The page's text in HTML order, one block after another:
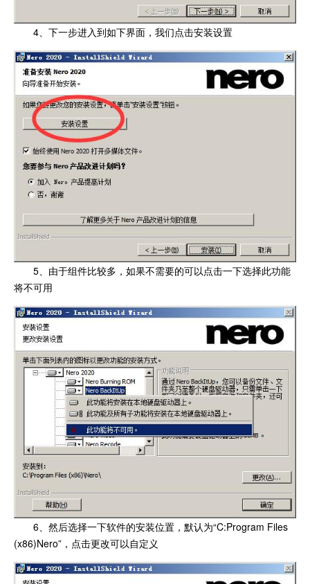
4、下一步进入到如下界面，我们点击安装设置
5、由于组件比较多，如果不需要的可以点击一下选择此功能
将不可用
6、然后选择一下软件的安装位置，默认为“C:Program Files
(x86)Nero”，点击更改可以自定义